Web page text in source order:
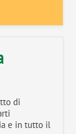
di
e in tutto il